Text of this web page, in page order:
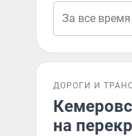
ДОРОГИ И
на